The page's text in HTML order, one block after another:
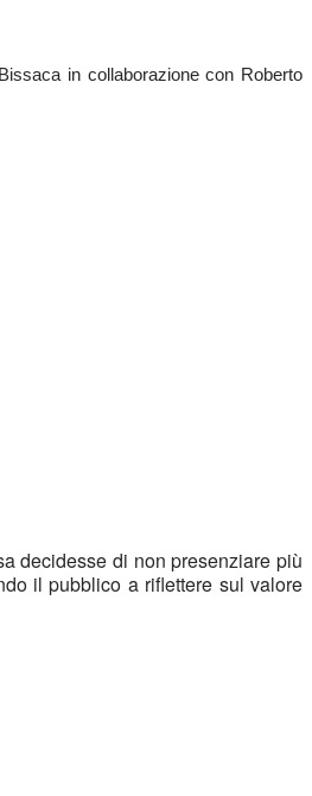
Bissaca
decidesse di non presenziare più
il pubblico a riflettere sul valore